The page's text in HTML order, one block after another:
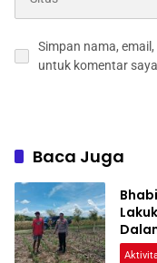
Simpan nama,
untuk komentar
Baca Juga